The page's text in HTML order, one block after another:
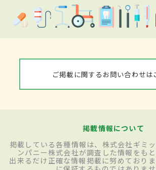
ご掲載に関するお問い合わせは
掲載情報について
掲載している各種情報は、株式会社ギミ
ンパニー株式会社が調査した情報をもと
出来るだけ正確な情報掲載に努めており